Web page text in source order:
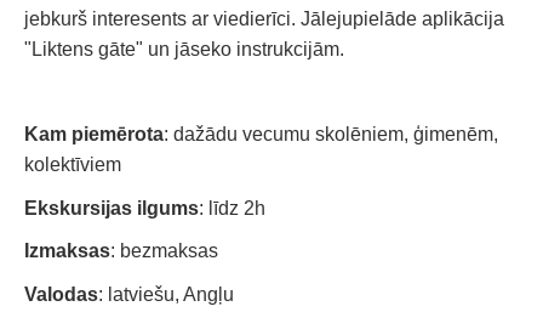
jebkurš interesents ar viedierīci. Jālejupielāde aplikācija
"Liktens gāte" un jāseko instrukcijām.
Kam piemērota: dažādu vecumu skolēniem, ģimenēm,
kolektīviem
Ekskursijas ilgums: līdz 2h
Izmaksas: bezmaksas
Valodas: latviešu, Angļu